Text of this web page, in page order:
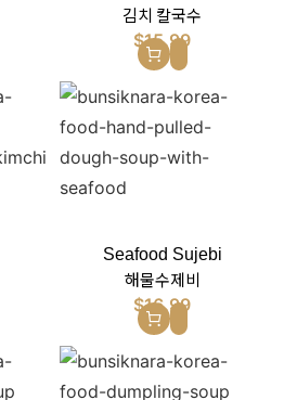
김치 칼국수
$15.99
Seafood Sujebi
해물수제비
$16.99